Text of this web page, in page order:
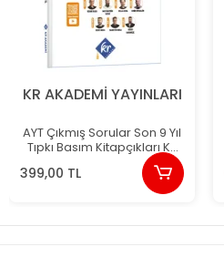
KR AKADEMİ YAYINLARI
AYT Çıkmış Sorular Son 9 Yıl
Tıpkı Basım Kitapçıkları KR
Akademi Yayınları
399,00 TL